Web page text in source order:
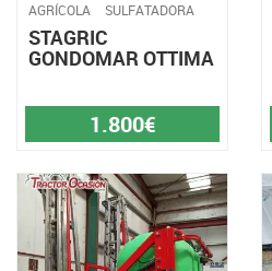
AGRÍCOLA SULFATADORA
STAGRIC
GONDOMAR OTTIMA
1.800€